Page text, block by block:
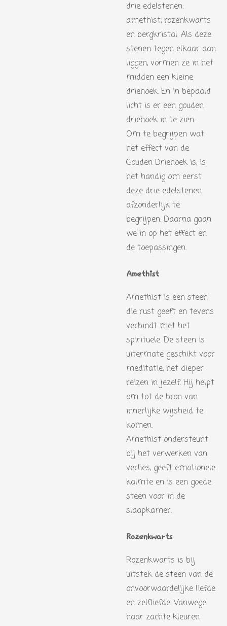
drie edelstenen:
amethist, rozenkwarts
en bergkristal. Als deze
stenen tegen elkaar aan
liggen, vormen ze in het
midden een kleine
driehoek. En in bepaald
licht is er een gouden
driehoek in te zien.
Om te begrijpen wat
het effect van de
Gouden Driehoek is, is
het handig om eerst
deze drie edelstenen
afzonderlijk te
begrijpen. Daarna gaan
we in op het effect en
de toepassingen.
Amethist
Amethist is een steen
die rust geeft en tevens
verbindt met het
spirituele. De steen is
uitermate geschikt voor
meditatie, het dieper
reizen in jezelf. Hij helpt
om tot de bron van
innerlijke wijsheid te
komen.
Amethist ondersteunt
bij het verwerken van
verlies, geeft emotionele
kalmte en is een goede
steen voor in de
slaapkamer.
Rozenkwarts
Rozenkwarts is bij
uitstek de steen van de
onvoorwaardelijke liefde
en zelfliefde. Vanwege
haar zachte kleuren